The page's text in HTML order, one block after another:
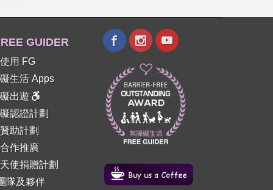
GUIDER
用 FG
生活 Apps
出遊
認證計劃
助計劃
作推廣
使捐贈計劃
隊及夥伴